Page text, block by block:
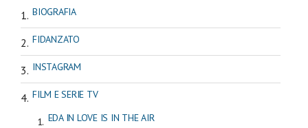
BIOGRAFIA
FIDANZATO
INSTAGRAM
FILM E SERIE TV
EDA IN LOVE IS IN THE AIR